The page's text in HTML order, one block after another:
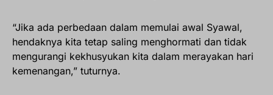
“Jika ada perbedaan dalam memulai awal Syawal,
hendaknya kita tetap saling menghormati dan tidak
mengurangi kekhusyukan kita dalam merayakan hari
kemenangan,” tuturnya.